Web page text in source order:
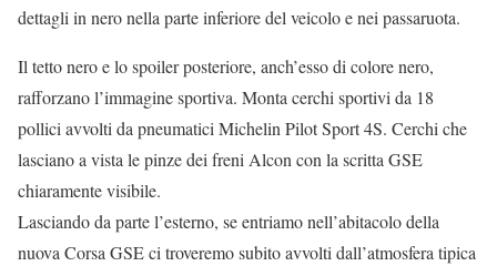
dettagli in nero nella parte inferiore del veicolo e nei passaruota.
Il tetto nero e lo spoiler posteriore, anch’esso di colore nero,
rafforzano l’immagine sportiva. Monta cerchi sportivi da 18
pollici avvolti da pneumatici Michelin Pilot Sport 4S. Cerchi che
lasciano a vista le pinze dei freni Alcon con la scritta GSE
chiaramente visibile.
Lasciando da parte l’esterno, se entriamo nell’abitacolo della
nuova Corsa GSE ci troveremo subito avvolti dall’atmosfera tipica